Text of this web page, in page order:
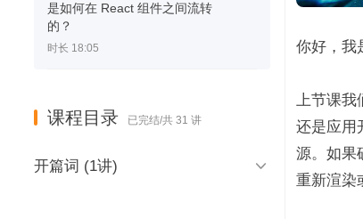
是如何在 React 组件之间流转
的？
时长 18:05
课程目录 已完结/共 31 讲
开篇词 (1讲) 
你好，我
上节课我
还是应用
源。如果
重新渲染